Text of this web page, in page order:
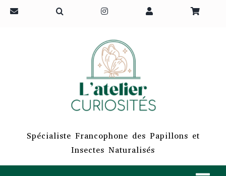
Passer
Spécialiste Francophone des Papillons et
Insectes Naturalisés